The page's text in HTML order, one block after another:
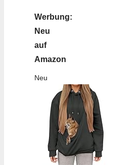
Werbung:
Neu
auf
Amazon
Neu